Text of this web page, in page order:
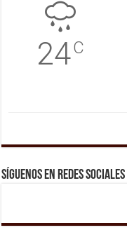
24C
Síguenos en Redes Sociales